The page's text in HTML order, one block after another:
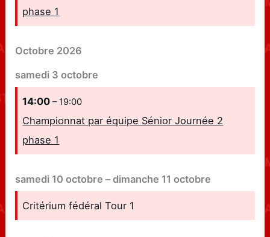
phase 1
Octobre 2026
samedi 3 octobre
14:00– 19:00
Championnat par équipe Sénior Journée 2
phase 1
samedi 10 octobre –dimanche 11 octobre
Critérium fédéral Tour 1